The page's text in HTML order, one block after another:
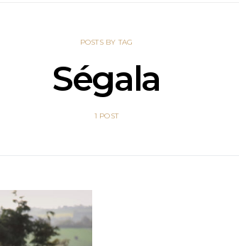
POSTS BY TAG
Ségala
1 POST